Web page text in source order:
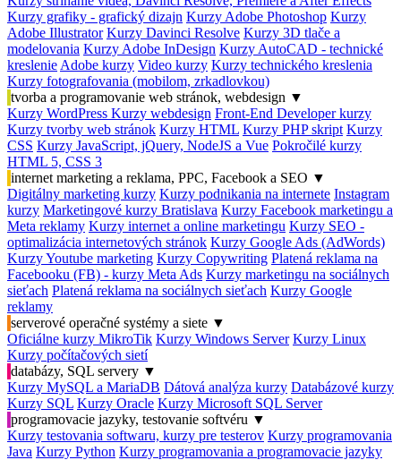
Kurzy grafiky - grafický dizajn Kurzy Adobe Photoshop Kurzy
Adobe Illustrator Kurzy Davinci Resolve Kurzy 3D tlače a
modelovania Kurzy Adobe InDesign Kurzy AutoCAD - technické
kreslenie Adobe kurzy Video kurzy Kurzy technického kreslenia
Kurzy fotografovania (mobilom, zrkadlovkou)
tvorba a programovanie web stránok, webdesign ▼
Kurzy WordPress Kurzy webdesign Front-End Developer kurzy
Kurzy tvorby web stránok Kurzy HTML Kurzy PHP skript Kurzy
CSS Kurzy JavaScript, jQuery, NodeJS a Vue Pokročilé kurzy
HTML 5, CSS 3
internet marketing a reklama, PPC, Facebook a SEO ▼
Digitálny marketing kurzy Kurzy podnikania na internete Instagram
kurzy Marketingové kurzy Bratislava Kurzy Facebook marketingu a
Meta reklamy Kurzy internet a online marketingu Kurzy SEO -
optimalizácia internetových stránok Kurzy Google Ads (AdWords)
Kurzy Youtube marketing Kurzy Copywriting Platená reklama na
Facebooku (FB) - kurzy Meta Ads Kurzy marketingu na sociálnych
sieťach Platená reklama na sociálnych sieťach Kurzy Google
reklamy
serverové operačné systémy a siete ▼
Oficiálne kurzy MikroTik Kurzy Windows Server Kurzy Linux
Kurzy počítačových sietí
databázy, SQL servery ▼
Kurzy MySQL a MariaDB Dátová analýza kurzy Databázové kurzy
Kurzy SQL Kurzy Oracle Kurzy Microsoft SQL Server
programovacie jazyky, testovanie softvéru ▼
Kurzy testovania softwaru, kurzy pre testerov Kurzy programovania
Java Kurzy Python Kurzy programovania a programovacie jazyky